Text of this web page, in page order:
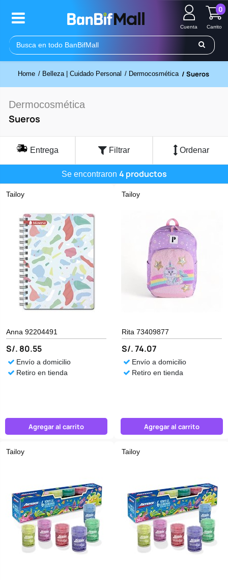
Cuenta Carrito
0
Home / Belleza | Cuidado Personal / Dermocosmética / Sueros
Dermocosmética
Sueros
Entrega Filtrar Ordenar
Se encontraron 4 productos
Tailoy
Anna 92204491
S/. 80.55
Envío a domicilio
Retiro en tienda
Agregar al carrito
Tailoy
Rita 73409877
S/. 74.07
Envío a domicilio
Retiro en tienda
Agregar al carrito
Tailoy Tailoy